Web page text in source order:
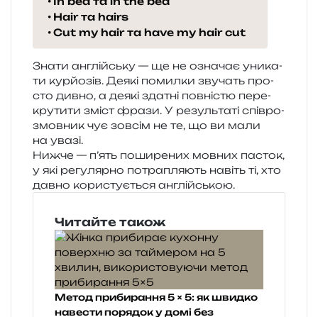
Hair та hairs
Cut my hair та have my hair cut
Знати англій­ську — ще не озна­чає уни­ка­
ти кур­йо­зів. Деякі помил­ки зву­чать про­
сто дивно, а деякі зда­тні пов­ні­стю пере­
кру­ти­ти зміст фрази. У резуль­та­ті спів­ро­
змов­ник чує зов­сім не те, що ви мали
на увазі.
Нижче — п’ять поши­ре­них мов­них пасток,
у які регу­ляр­но потра­пля­ють навіть ті, хто
давно кори­сту­є­ться англійською.
Читайте також
Метод прибирання 5 × 5: як швидко
навести порядок у домі без